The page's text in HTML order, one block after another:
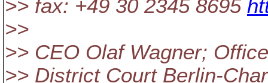
>> fax: +49 30 2345 8695
>>
>> CEO Olaf Wagner;
>> District Court Berlin-